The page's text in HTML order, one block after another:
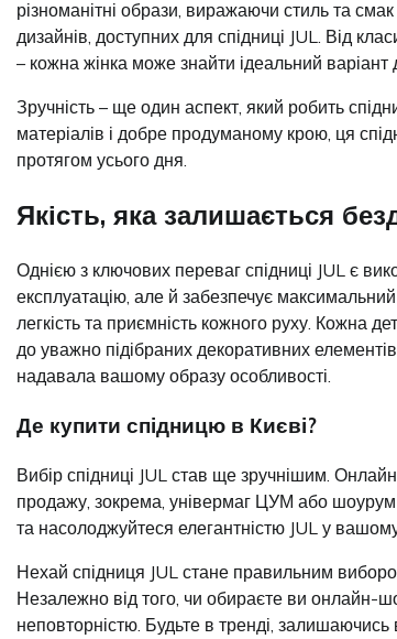
різноманітні образи, виражаючи стиль та
дизайнів, доступних для спідниці JUL. Від
– кожна жінка може знайти ідеальний варіант
Зручність – ще один аспект, який робить
матеріалів і добре продуманому крою, ця
протягом усього дня.
Якість, яка залишається
Однією з ключових переваг спідниці JUL є
експлуатацію, але й забезпечує
легкість та приємність кожного руху. Кожна
до уважно підібраних декоративних
надавала вашому образу особливості.
Де купити спідницю в Києві?
Вибір спідниці JUL став ще зручнішим.
продажу, зокрема, універмаг ЦУМ або
та насолоджуйтеся елегантністю JUL у
Нехай спідниця JUL стане правильним
Незалежно від того, чи обираєте ви онлайн-
неповторністю. Будьте в тренді,